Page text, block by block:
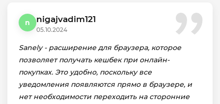
n nigajvadim121
05.10.2024
Sanely - расширение для браузера, которое
позволяет получать кешбек при онлайн-
покупках. Это удобно, поскольку все
уведомления появляются прямо в браузере, и
нет необходимости переходить на сторонние